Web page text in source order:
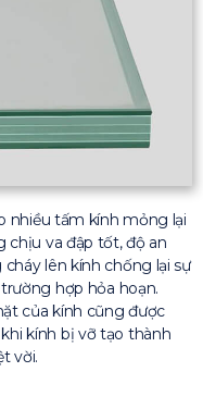
nhiều tấm kính mỏng lại
chịu va đập tốt, độ an
lên kính chống lại sự
hợp hỏa hoạn.
của kính cũng được
kính bị vỡ tạo thành
vời.